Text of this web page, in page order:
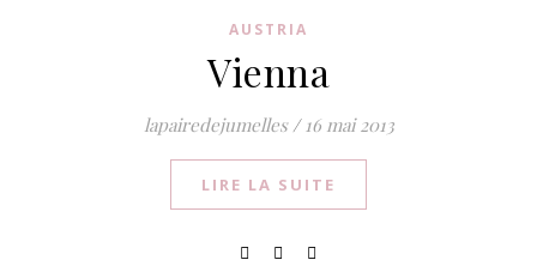
AUSTRIA
Vienna
lapairedejumelles / 16 mai 2013
LIRE LA SUITE